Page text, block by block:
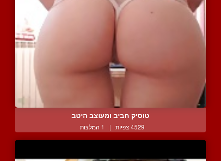
טוסיק חביב ומעוצב היטב
4529 צפיות | 1 המלצות